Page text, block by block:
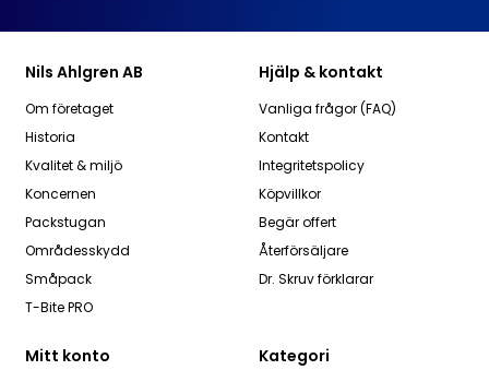
Nils Ahlgren AB
Om företaget
Historia
Kvalitet & miljö
Koncernen
Packstugan
Områdesskydd
Småpack
T-Bite PRO
Hjälp & kontakt
Vanliga frågor (FAQ)
Kontakt
Integritetspolicy
Köpvillkor
Begär offert
Återförsäljare
Dr. Skruv förklarar
Mitt konto Kategori